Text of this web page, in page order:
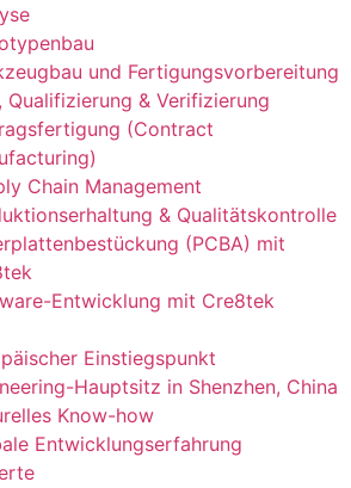
und Fertigungsvorbereitung
Qualifizierung & Verifizierung
(Contract
Chain Management
& Qualitätskontrolle
(PCBA) mit
Entwicklung mit Cre8tek
Einstiegspunkt
Hauptsitz in Shenzhen, China
Know-how
Entwicklungserfahrung